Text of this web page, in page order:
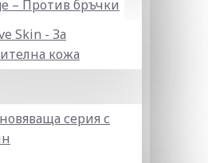
– Против бръчки
Skin - За
кожа
серия с